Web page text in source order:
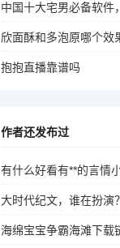
中国十大宅男必备软件
欣面酥和多泡原哪个效
抱抱直播靠谱吗
作者还发布过
有什么好看有**的言情
大时代纪文，谁在扮演？